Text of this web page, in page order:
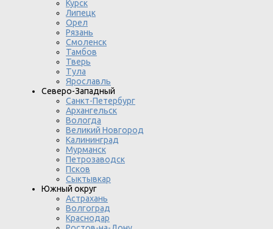
Курск
Липецк
Орел
Рязань
Смоленск
Тамбов
Тверь
Тула
Ярославль
Северо-Западный
Санкт-Петербург
Архангельск
Вологда
Великий Новгород
Калининград
Мурманск
Петрозаводск
Псков
Сыктывкар
Южный округ
Астрахань
Волгоград
Краснодар